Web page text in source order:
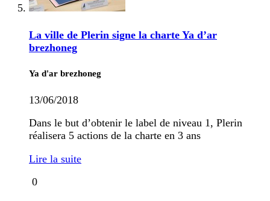
La ville de Plerin signe la charte Ya d’ar
brezhoneg
Ya d'ar brezhoneg
13/06/2018
Dans le but d’obtenir le label de niveau 1, Plerin
réalisera 5 actions de la charte en 3 ans
Lire la suite
0